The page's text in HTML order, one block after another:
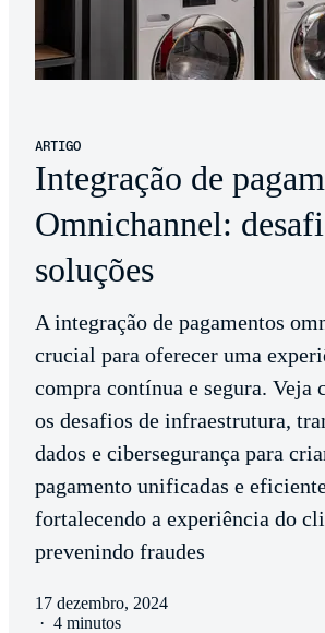
ARTIGO
Integração de
Omnichannel:
soluções
A integração de pagamentos
crucial para oferecer uma
compra contínua e segura. Veja
os desafios de infraestrutura,
dados e cibersegurança para
pagamento unificadas e
fortalecendo a experiência do
prevenindo fraudes
17 dezembro, 2024
· 4 minutos